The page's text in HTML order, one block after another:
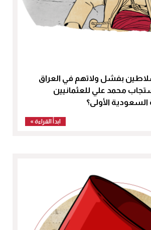
بفشل ولاتهم في العراق
محمد علي للعثمانيين
الأولى؟
ابدأ القراءة »